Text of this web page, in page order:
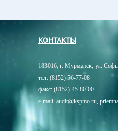
КОНТАКТЫ
183016, г. Мурманск, ул.
тел: (8152) 56-77-08
факс: (8152) 45-80-00
e-mail: audit@kspmo.ru,